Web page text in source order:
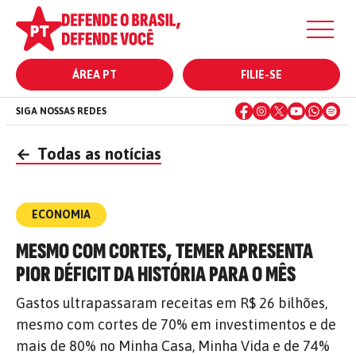
ÁREA PT FILIE-SE
SIGA NOSSAS REDES
← Todas as notícias
ECONOMIA
MESMO COM CORTES, TEMER APRESENTA
PIOR DÉFICIT DA HISTÓRIA PARA O MÊS
Gastos ultrapassaram receitas em R$ 26 bilhões,
mesmo com cortes de 70% em investimentos e de
mais de 80% no Minha Casa, Minha Vida e de 74%